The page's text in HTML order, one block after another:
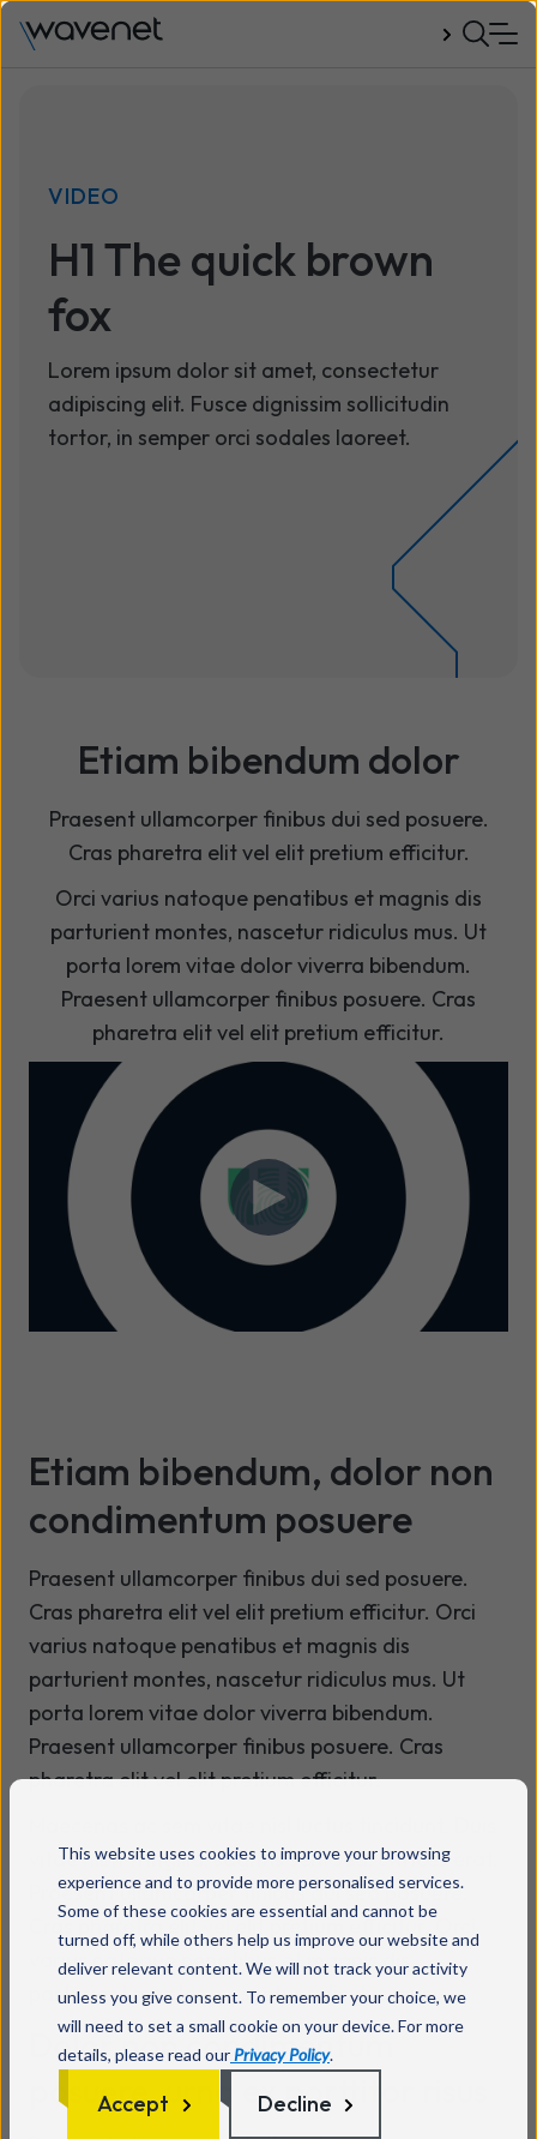
This website uses cookies to improve your browsing
experience and to provide more personalised services.
Some of these cookies are essential and cannot be
turned off, while others help us improve our website and
deliver relevant content. We will not track your activity
unless you give consent. To remember your choice, we
will need to set a small cookie on your device. For more
details, please read our Privacy Policy.
Accept Decline
VIDEO
H1 The quick brown
fox
Lorem ipsum dolor sit amet, consectetur
adipiscing elit. Fusce dignissim sollicitudin
tortor, in semper orci sodales laoreet.
Etiam bibendum dolor
Praesent ullamcorper finibus dui sed posuere.
Cras pharetra elit vel elit pretium efficitur.
Orci varius natoque penatibus et magnis dis
parturient montes, nascetur ridiculus mus. Ut
porta lorem vitae dolor viverra bibendum.
Praesent ullamcorper finibus posuere. Cras
pharetra elit vel elit pretium efficitur.
Etiam bibendum, dolor non
condimentum posuere
Praesent ullamcorper finibus dui sed posuere.
Cras pharetra elit vel elit pretium efficitur. Orci
varius natoque penatibus et magnis dis
parturient montes, nascetur ridiculus mus. Ut
porta lorem vitae dolor viverra bibendum.
Praesent ullamcorper finibus posuere. Cras
pharetra elit vel elit pretium efficitur.
vitae nibh fringilla, sagittis sem sed, ultrices erat.
Praesent ullamcorper finibus dui sed posuere.
Cras pharetra elit vel elit pretium efficitur. Orci
varius natoque penatibus et magnis dis
parturient montes, nascetur ridiculus mus.
Dolor non condimentum
posuere, urna ex porttitor risus